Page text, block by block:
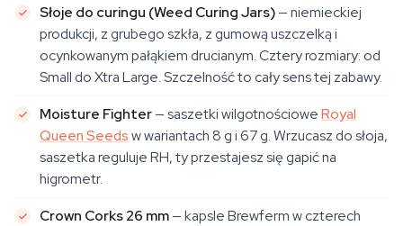
Słoje do curingu (Weed Curing Jars)— niemieckiej
produkcji, z grubego szkła, z gumową uszczelką i
ocynkowanym pałąkiem drucianym. Cztery rozmiary: od
Small do Xtra Large. Szczelność to cały sens tej zabawy.
Moisture Fighter— saszetki wilgotnościoweRoyal
Queen Seedsw wariantach 8 g i 67 g. Wrzucasz do słoja,
saszetka reguluje RH, ty przestajesz się gapić na
higrometr.
Crown Corks 26 mm— kapsle Brewferm w czterech